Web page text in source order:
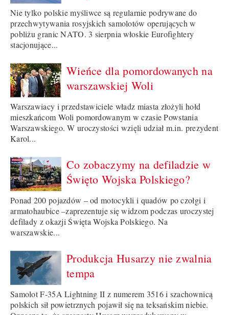
Nie tylko polskie myśliwce są regularnie podrywane do
przechwytywania rosyjskich samolotów operujących w
pobliżu granic NATO. 3 sierpnia włoskie Eurofightery
stacjonujące...
Wieńce dla pomordowanych na
warszawskiej Woli
Warszawiacy i przedstawiciele władz miasta złożyli hołd
mieszkańcom Woli pomordowanym w czasie Powstania
Warszawskiego. W uroczystości wzięli udział m.in. prezydent
Karol...
Co zobaczymy na defiladzie w
Święto Wojska Polskiego?
Ponad 200 pojazdów – od motocykli i quadów po czołgi i
armatohaubice –zaprezentuje się widzom podczas uroczystej
defilady z okazji Święta Wojska Polskiego. Na
warszawskie...
Produkcja Husarzy nie zwalnia
tempa
Samolot F-35A Lightning II z numerem 3516 i szachownicą
polskich sił powietrznych pojawił się na teksańskim niebie.